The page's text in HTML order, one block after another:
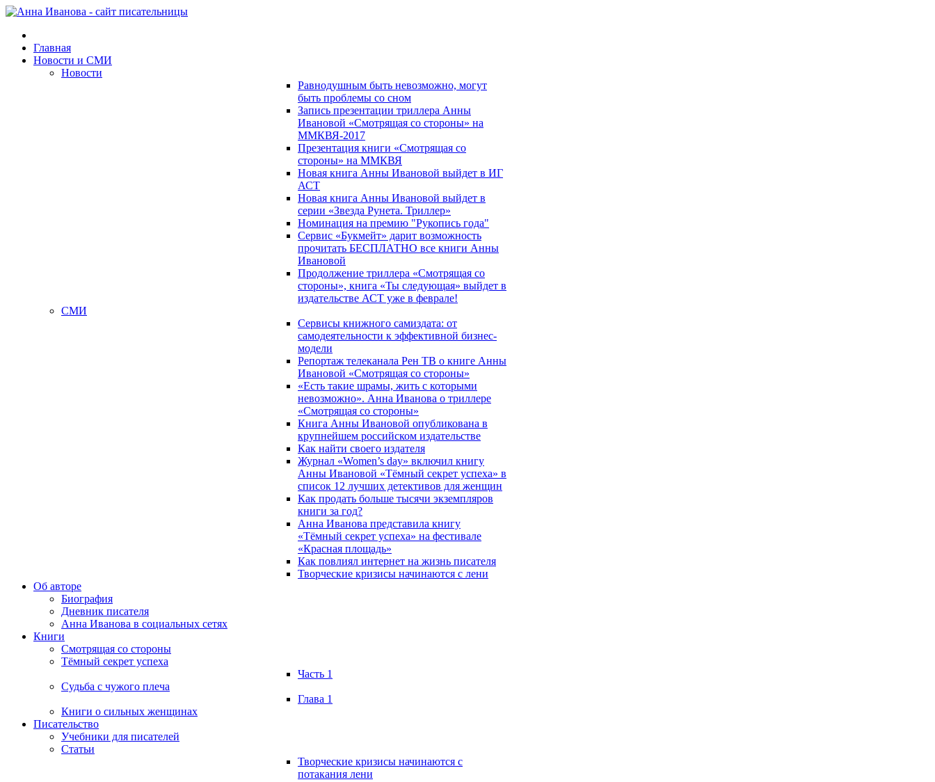
Главная
Новости и СМИ
Новости
Равнодушным быть невозможно, могут
быть проблемы со сном
Запись презентации триллера Анны
Ивановой «Смотрящая со стороны» на
ММКВЯ-2017
Презентация книги «Смотрящая со
стороны» на ММКВЯ
Новая книга Анны Ивановой выйдет в ИГ
АСТ
Новая книга Анны Ивановой выйдет в
серии «Звезда Рунета. Триллер»
Номинация на премию "Рукопись года"
Сервис «Букмейт» дарит возможность
прочитать БЕСПЛАТНО все книги Анны
Ивановой
Продолжение триллера «Смотрящая со
стороны», книга «Ты следующая» выйдет в
издательстве АСТ уже в феврале!
СМИ
Сервисы книжного самиздата: от
самодеятельности к эффективной бизнес-
модели
Репортаж телеканала Рен ТВ о книге Анны
Ивановой «Смотрящая со стороны»
«Есть такие шрамы, жить с которыми
невозможно». Анна Иванова о триллере
«Смотрящая со стороны»
Книга Анны Ивановой опубликована в
крупнейшем российском издательстве
Как найти своего издателя
Журнал «Women’s day» включил книгу
Анны Ивановой «Тёмный секрет успеха» в
список 12 лучших детективов для женщин
Как продать больше тысячи экземпляров
книги за год?
Анна Иванова представила книгу
«Тёмный секрет успеха» на фестивале
«Красная площадь»
Как повлиял интернет на жизнь писателя
Творческие кризисы начинаются с лени
Об авторе
Биография
Дневник писателя
Анна Иванова в социальных сетях
Книги
Смотрящая со стороны
Тёмный секрет успеха
Часть 1
Судьба с чужого плеча
Глава 1
Книги о сильных женщинах
Писательство
Учебники для писателей
Статьи
Творческие кризисы начинаются с
потакания лени